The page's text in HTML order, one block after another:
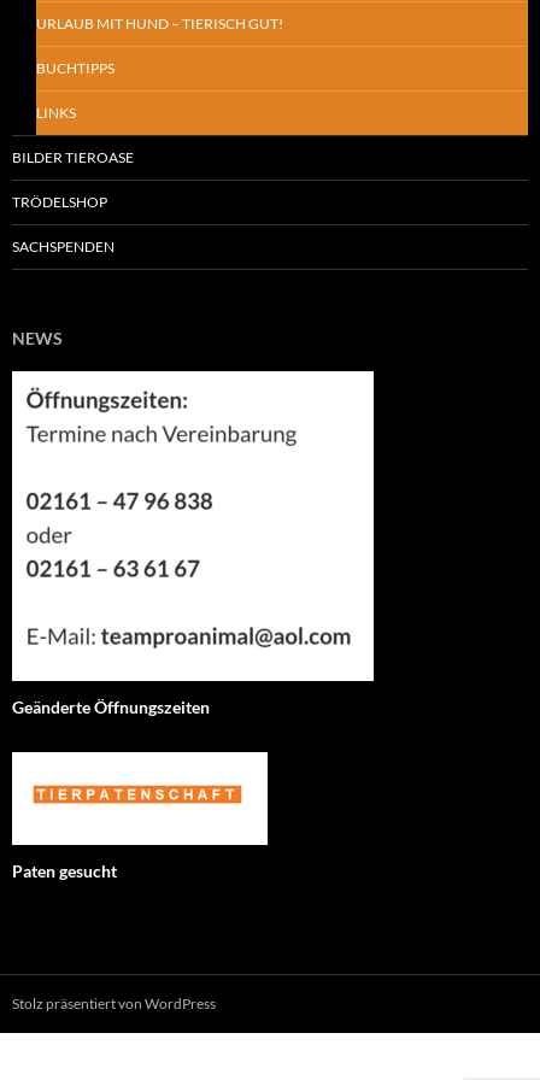
URLAUB MIT HUND – TIERISCH GUT!
BUCHTIPPS
LINKS
BILDER TIEROASE
TRÖDELSHOP
SACHSPENDEN
NEWS
Geänderte Öffnungszeiten
Paten gesucht
Stolz präsentiert von WordPress